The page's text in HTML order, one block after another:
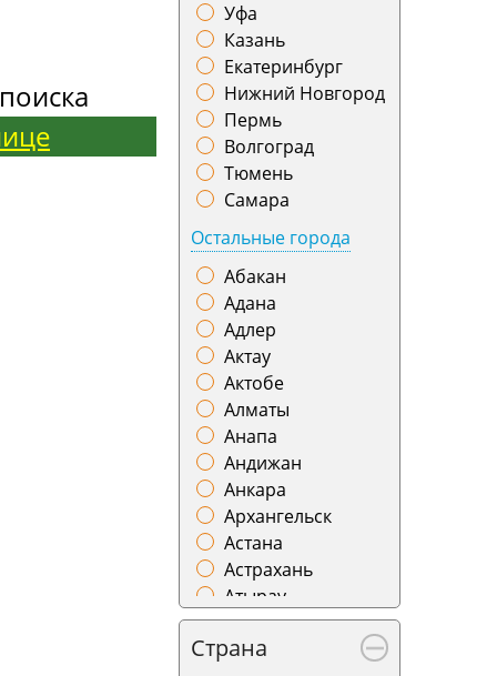
Уфа
Казань
Екатеринбург
Нижний Новгород
Пермь
Волгоград
Тюмень
Самара
Остальные города
Абакан
Адана
Адлер
Актау
Актобе
Алматы
Анапа
Андижан
Анкара
Архангельск
Астана
Астрахань
Атырау
Баку
Барнаул
Страна